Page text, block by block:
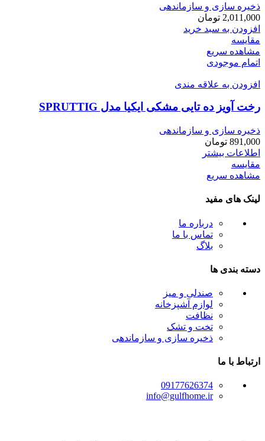
ذخیره سازی و سازماندهی
2,011,000 تومان
افزودن به سبد خرید
مقایسه
مشاهده سریع
اتمام موجودی
افزودن به علاقه مندی
رخت آويز ده تايی مشكی ايكيا مدل SPRUTTIG
ذخیره سازی و سازماندهی
891,000 تومان
اطلاعات بیشتر
مقایسه
مشاهده سریع
لینک های مفید
درباره ما
تماس با ما
بلاگ
دسته بندی ها
صندلی و میز
لوازم آشپزخانه
نظافت
تخت و تشک
ذخیره سازی و سازماندهی
ارتباط با ما
09177626374
info@gulfhome.ir